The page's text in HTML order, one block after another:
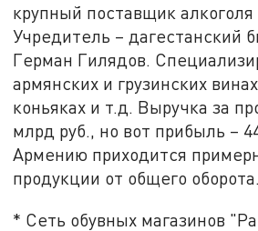
крупный поставщик
Учредитель – дагестанский
Герман Гилядов.
армянских и грузинских
коньяках и т.д. Выручка за
млрд руб., но вот прибыль –
Армению приходится
продукции от общего оборота.
* Сеть обувных магазинов